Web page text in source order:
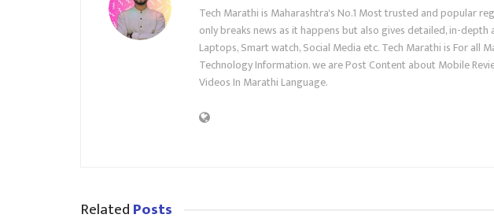
Tech Marathi is Maharashtra's No.1 Most trusted and popular
only breaks news as it happens but also gives detailed, in-depth
Laptops, Smart watch, Social Media etc. Tech Marathi is For all
Technology Information. we are Post Content about Mobile
Videos In Marathi Language.
RelatedPosts